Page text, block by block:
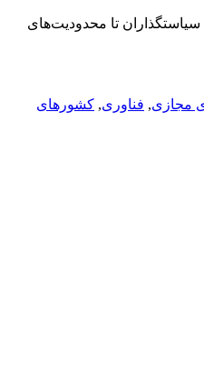
تا محدودیت‌های
مجازی, فناوری, کشورهای